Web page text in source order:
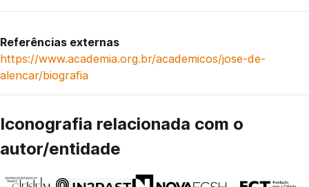
Referências externas
https://www.academia.org.br/academicos/jose-de-
alencar/biografia
Iconografia relacionada com o
autor/entidade